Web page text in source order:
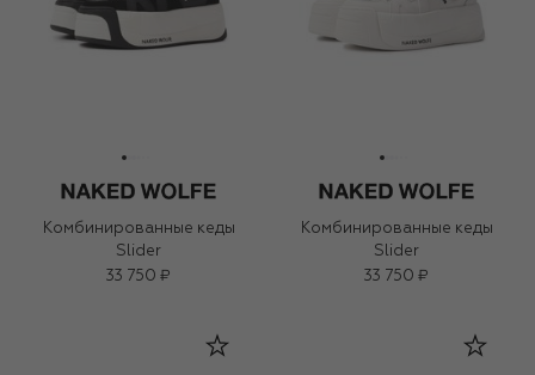
Комбинированные кеды
Slider
33 750 ₽
Комбинированные кеды
Slider
33 750 ₽